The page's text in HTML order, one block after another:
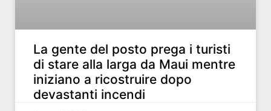
La gente del posto prega i turisti
di stare alla larga da Maui mentre
iniziano a ricostruire dopo
devastanti incendi